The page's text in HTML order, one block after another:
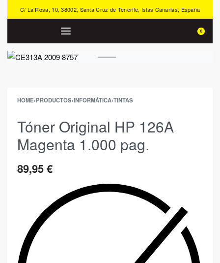
C/ La Rosa, 10, 38002, Santa Cruz de Tenerife, Islas Canarias, España
0
HOME›PRODUCTOS›INFORMÁTICA›TINTAS
Tóner Original HP 126A
Magenta 1.000 pag.
89,95€